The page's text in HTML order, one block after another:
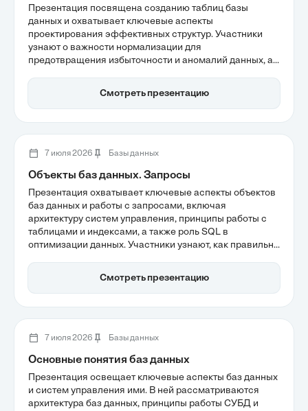
Презентация посвящена созданию таблиц базы
данных и охватывает ключевые аспекты
проектирования эффективных структур. Участники
узнают о важности нормализации для
предотвращения избыточности и аномалий данных, а
данных. Эти принципы являются основой для
построения надежных и производительных систем
Смотреть презентацию
7 июля 2026 Базы данных
Объекты баз данных. Запросы
Презентация охватывает ключевые аспекты объектов
баз данных и работы с запросами, включая
архитектуру систем управления, принципы работы с
таблицами и индексами, а также роль SQL в
оптимизации данных. Участники узнают, как правильно
целостности и производительности, что особенно
актуально в условиях растущего рынка систем
Смотреть презентацию
7 июля 2026 Базы данных
Основные понятия баз данных
Презентация освещает ключевые аспекты баз данных
и систем управления ими. В ней рассматриваются
архитектура баз данных, принципы работы СУБД и